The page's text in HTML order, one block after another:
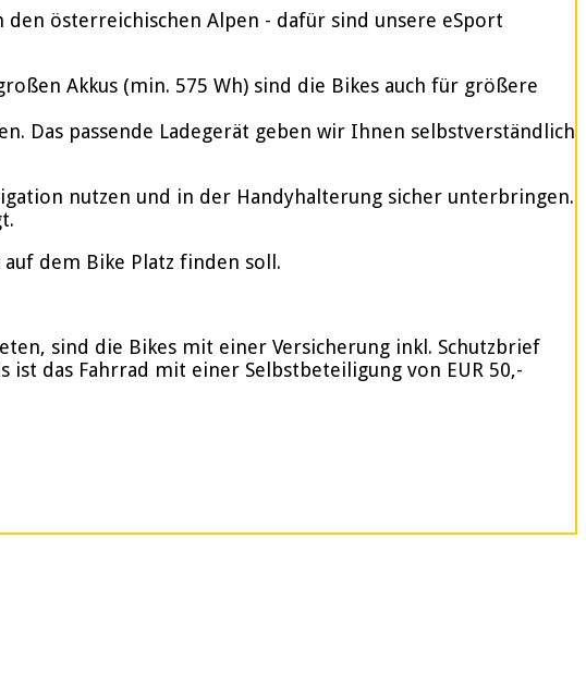
österreichischen Alpen - dafür sind unsere eSport
Akkus (min. 575 Wh) sind die Bikes auch für größere
Das passende Ladegerät geben wir Ihnen selbstverständlich
nutzen und in der Handyhalterung sicher unterbringen.
dem Bike Platz finden soll.
sind die Bikes mit einer Versicherung inkl. Schutzbrief
das Fahrrad mit einer Selbstbeteiligung von EUR 50,-